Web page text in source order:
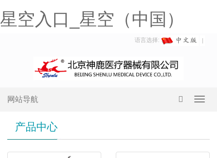
星空入口_星空（中国）
语言选择:
网站导航
产品中心